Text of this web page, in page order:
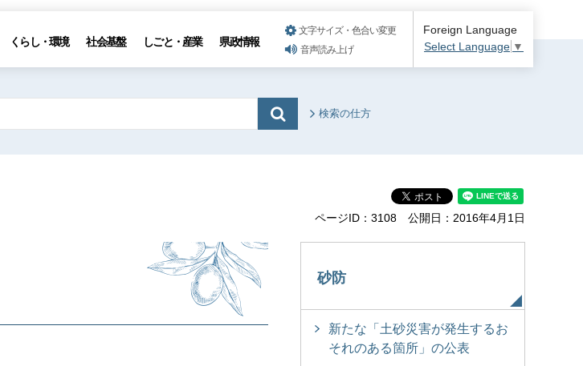
くらし・環境 社会基盤 しごと・産業 県政情報
文字サイズ・色合い変更
音声読み上げ
Foreign Language
Select Language ▼
検索の仕方
ページID：3108 公開日：2016年4月1日
砂防
新たな「土砂災害が発生するお
それのある箇所」の公表